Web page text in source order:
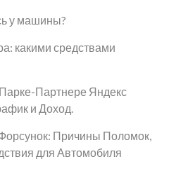
у машины?
какими средствами
Партнере Яндекс
и Доход.
Причины Поломок,
для Автомобиля